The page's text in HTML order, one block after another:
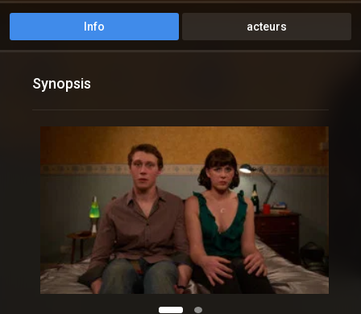
Info acteurs
Synopsis